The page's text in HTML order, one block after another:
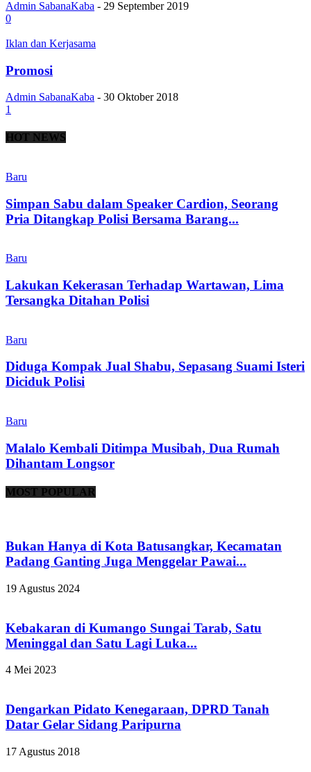
Admin SabanaKaba - 29 September 2019
0
Iklan dan Kerjasama
Promosi
Admin SabanaKaba - 30 Oktober 2018
1
HOT NEWS
Baru
Simpan Sabu dalam Speaker Cardion, Seorang
Pria Ditangkap Polisi Bersama Barang...
Baru
Lakukan Kekerasan Terhadap Wartawan, Lima
Tersangka Ditahan Polisi
Baru
Diduga Kompak Jual Shabu, Sepasang Suami Isteri
Diciduk Polisi
Baru
Malalo Kembali Ditimpa Musibah, Dua Rumah
Dihantam Longsor
MOST POPULAR
Bukan Hanya di Kota Batusangkar, Kecamatan
Padang Ganting Juga Menggelar Pawai...
19 Agustus 2024
Kebakaran di Kumango Sungai Tarab, Satu
Meninggal dan Satu Lagi Luka...
4 Mei 2023
Dengarkan Pidato Kenegaraan, DPRD Tanah
Datar Gelar Sidang Paripurna
17 Agustus 2018